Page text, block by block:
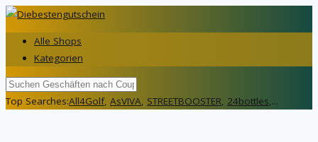
Alle Shops
Kategorien
Top Searches:All4Golf, AsVIVA, STREETBOOSTER, 24bottles,...